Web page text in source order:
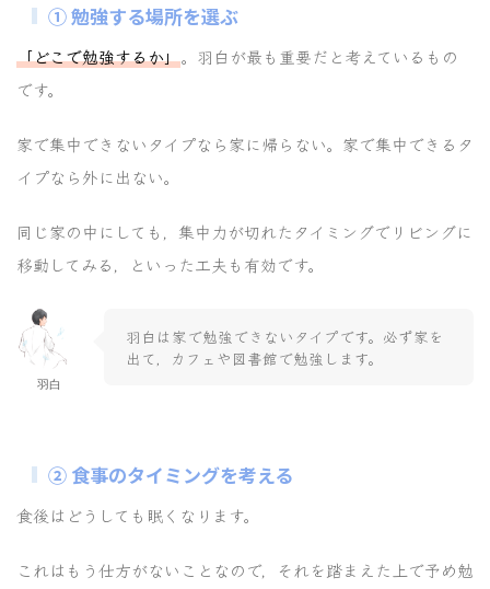
① 勉強する場所を選ぶ
「どこで勉強するか」。羽白が最も重要だと考えているもの
です。
家で集中できないタイプなら家に帰らない。家で集中できるタ
イプなら外に出ない。
同じ家の中にしても，集中力が切れたタイミングでリビングに
移動してみる，といった工夫も有効です。
羽白
羽白は家で勉強できないタイプです。必ず家を
出て，カフェや図書館で勉強します。
② 食事のタイミングを考える
食後はどうしても眠くなります。
これはもう仕方がないことなので，それを踏まえた上で予め勉